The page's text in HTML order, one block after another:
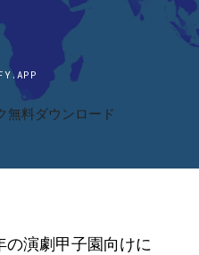
無料ダウンロード
の演劇甲子園向けに